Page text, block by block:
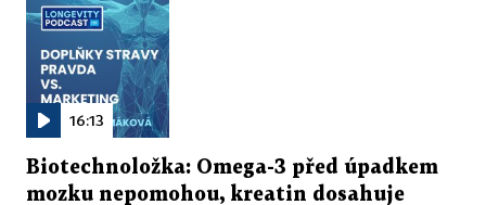
16:13
Biotechnoložka: Omega-3 před úpadkem
mozku nepomohou, kreatin dosahuje